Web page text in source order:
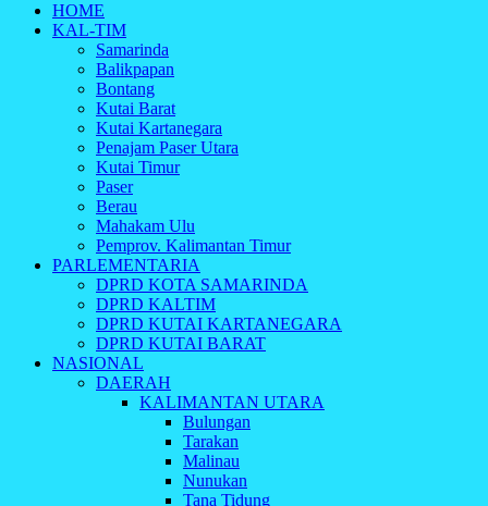
Indonesia Cyber
Media Cetak, Online & Streaming
HOME
KAL-TIM
Samarinda
Balikpapan
Bontang
Kutai Barat
Kutai Kartanegara
Penajam Paser Utara
Kutai Timur
Paser
Berau
Mahakam Ulu
Pemprov. Kalimantan Timur
PARLEMENTARIA
DPRD KOTA SAMARINDA
DPRD KALTIM
DPRD KUTAI KARTANEGARA
DPRD KUTAI BARAT
NASIONAL
DAERAH
KALIMANTAN UTARA
Bulungan
Tarakan
Malinau
Nunukan
Tana Tidung